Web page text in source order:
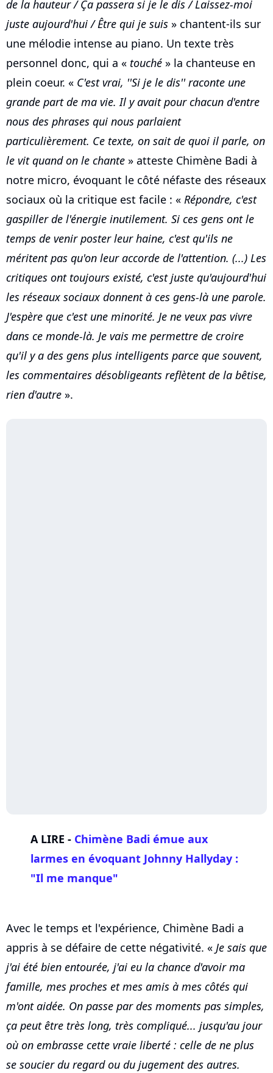
de la hauteur / Ça passera si je le dis / Laissez-moi
juste aujourd'hui / Être qui je suis » chantent-ils sur
une mélodie intense au piano. Un texte très
personnel donc, qui a « touché » la chanteuse en
plein coeur. « C'est vrai, ''Si je le dis'' raconte une
grande part de ma vie. Il y avait pour chacun d'entre
nous des phrases qui nous parlaient
particulièrement. Ce texte, on sait de quoi il parle, on
le vit quand on le chante » atteste Chimène Badi à
notre micro, évoquant le côté néfaste des réseaux
sociaux où la critique est facile : « Répondre, c'est
gaspiller de l'énergie inutilement. Si ces gens ont le
temps de venir poster leur haine, c'est qu'ils ne
méritent pas qu'on leur accorde de l'attention. (...) Les
critiques ont toujours existé, c'est juste qu'aujourd'hui
les réseaux sociaux donnent à ces gens-là une parole.
J'espère que c'est une minorité. Je ne veux pas vivre
dans ce monde-là. Je vais me permettre de croire
qu'il y a des gens plus intelligents parce que souvent,
les commentaires désobligeants reflètent de la bêtise,
rien d'autre ».
A LIRE - Chimène Badi émue aux
larmes en évoquant Johnny Hallyday :
"Il me manque"
Avec le temps et l'expérience, Chimène Badi a
appris à se défaire de cette négativité. « Je sais que
j'ai été bien entourée, j'ai eu la chance d'avoir ma
famille, mes proches et mes amis à mes côtés qui
m'ont aidée. On passe par des moments pas simples,
ça peut être très long, très compliqué... jusqu'au jour
où on embrasse cette vraie liberté : celle de ne plus
se soucier du regard ou du jugement des autres.